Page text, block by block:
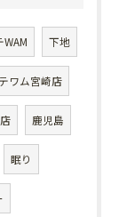
下地
ワム宮崎店
鹿児島
眠り